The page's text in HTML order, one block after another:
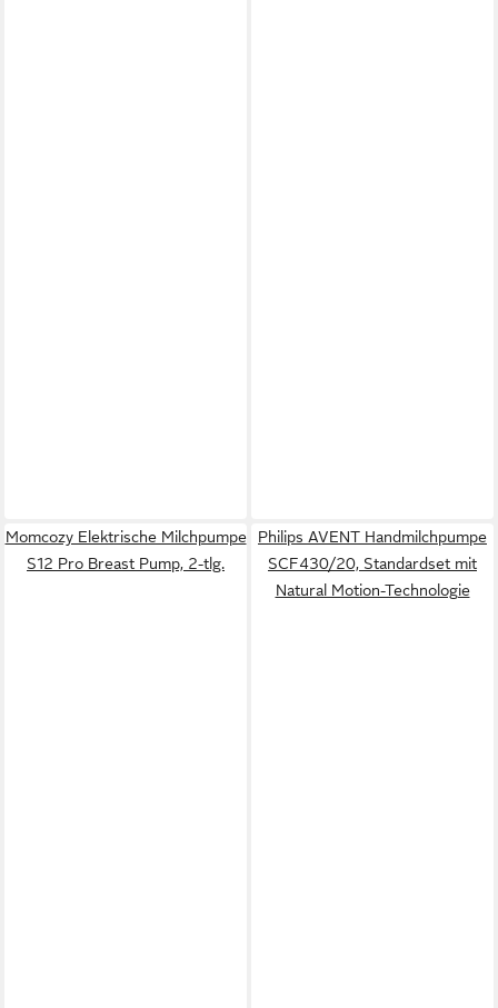
Momcozy Elektrische Milchpumpe
S12 Pro Breast Pump, 2-tlg.
Philips AVENT Handmilchpumpe
SCF430/20, Standardset mit
Natural Motion-Technologie